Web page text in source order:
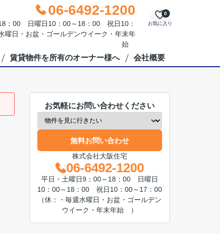
06-6492-1200
：00 日曜日10：00～18：00 祝日10：
日・お盆・ゴールデンウイーク・年末年
始
お気に入り
0
賃貸物件を所有のオーナー様へ 会社概要
お気軽にお問い合わせください
無料お問い合わせ
株式会社大阪住宅
06-6492-1200
平日・土曜日9：00～18：00 日曜日
10：00～18：00 祝日10：00～17：00
（休：・毎週水曜日・お盆・ゴールデン
ウイーク・年末年始 ）